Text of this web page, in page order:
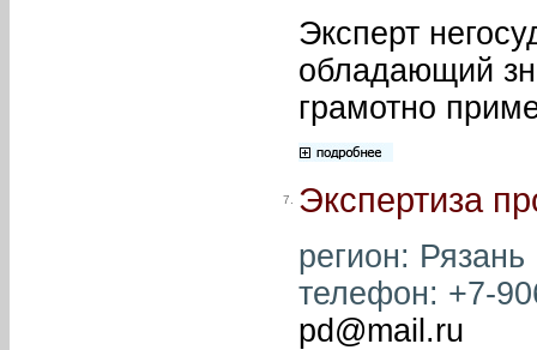
Эксперт
обладающий
грамотно
7. Экспертиза
регион:
телефон: +7-
pd@mail.ru